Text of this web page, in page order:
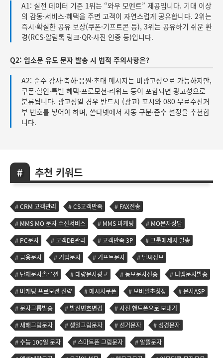
A1: 실전 데이터 기준 1위는 “와우 모멘트” 제공입니다. 기대 이상
의 감동·서비스·혜택을 주면 고객이 자연스럽게 공유합니다. 2위는
즉시·확실한 공유 보상(쿠폰·기프트콘 등), 3위는 공유하기 쉬운 환
경(RCS·알림톡 링크·QR·사진 인증 등)입니다.
Q2: 입소문 유도 문자 발송 시 법적 주의사항은?
A2: 순수 감사·축하·응원·초대 메시지는 비광고성으로 가능하지만,
쿠폰·할인·특별 혜택·프로모션·리워드 등이 포함되면 광고성으로
분류됩니다. 광고성일 경우 반드시 (광고) 표시와 080 무료수신거
부 번호를 넣어야 하며, 쏜다넷에서 자동 구분·준수 설정을 추천합
니다.
추천 키워드
CRM 고객관리 CS고객만족
FAX전송
MMS MO 문자 수신서비스
MMS 마케팅
MO문자상담
PC문자
고객DB관리 고객만족 3P
그룹메세지 발송
금융문자
기업문자 기프트문자
날씨정보
단체문자솔루션
대량문자광고 동보문자전송
디엠문자발송
마케팅 프로모션 전략
메시지쿠폰 모바일초청장
문자ASP
문자그룹발송
발신번호변경
사진 핸드폰으로 보내기
새해그림문자
생일그림문자 선거문자
성경문자
수능 100일 문자
스마트폰 그림문자
알뜰문자